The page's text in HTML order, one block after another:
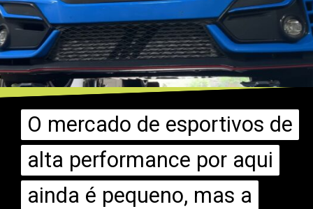
O mercado de esportivos de
alta performance por aqui
ainda é pequeno, mas a
O mercado de esportivos de
alta performance por aqui
ainda é pequeno, mas a